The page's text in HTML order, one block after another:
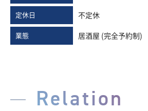
定休日 不定休
業態 居酒屋 (完全予約制)
Relation